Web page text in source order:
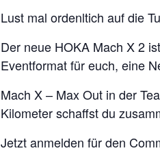
Lust mal ordenltich auf die
Der neue HOKA Mach X 2
Eventformat für euch, eine
Mach X – Max Out in der
Kilometer schaffst du
Jetzt anmelden für den